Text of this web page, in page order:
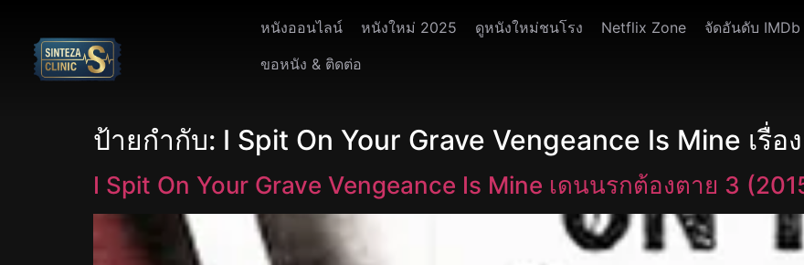
หนังออนไลน์ หนังใหม่ 2025 ดูหนังใหม่ชนโรง Netflix Zone จัดอันดับ IMDb
ขอหนัง & ติดต่อ
ป้ายกำกับ: I Spit On Your Grave Vengeance Is Mine เรื่อ
I Spit On Your Grave Vengeance Is Mine เดนนรกต้องตาย 3